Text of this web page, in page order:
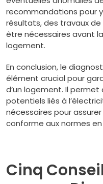
recommandations pour
résultats, des travaux
être nécessaires avant
logement.
En conclusion, le
élément crucial pour
d’un logement. Il permet
potentiels liés à
nécessaires pour
conforme aux normes en
Cinq